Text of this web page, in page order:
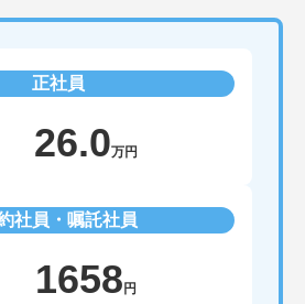
正社員
26.0万円
社員・嘱託社員
1658 円